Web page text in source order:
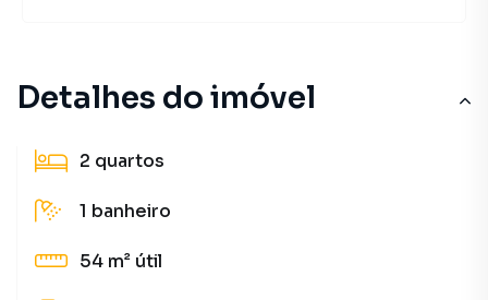
Detalhes do imóvel
2 quartos
1 banheiro
54 m² útil